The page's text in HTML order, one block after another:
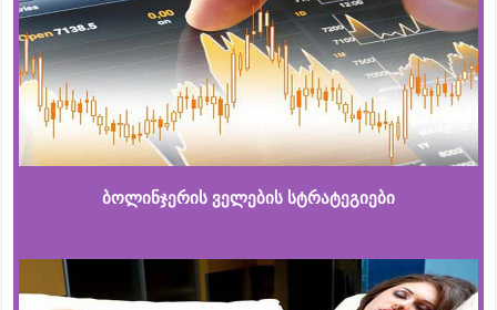
ბოლინჯერის ველების სტრატეგიები